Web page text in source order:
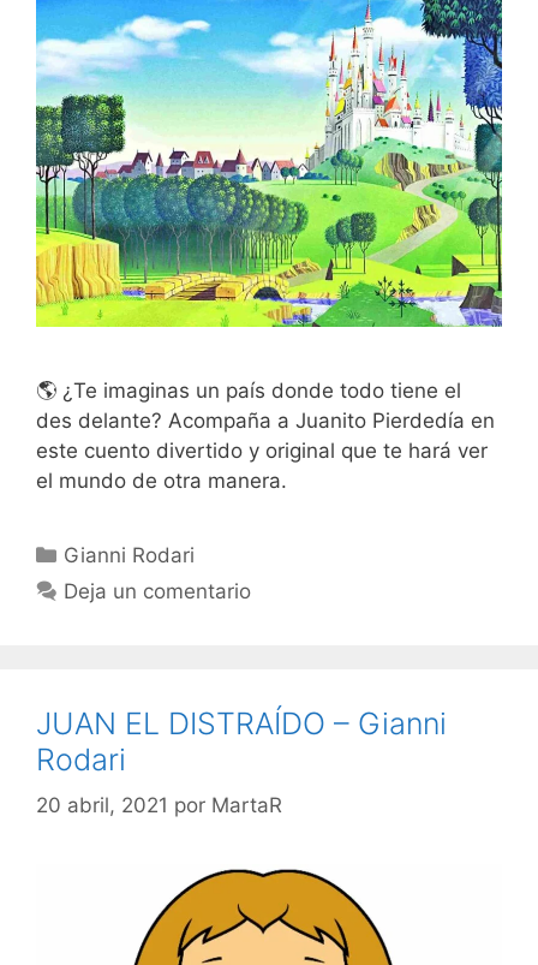
🌎 ¿Te imaginas un país donde todo tiene el
des delante? Acompaña a Juanito Pierdedía en
este cuento divertido y original que te hará ver
el mundo de otra manera.
Categorías
Gianni Rodari
Deja un comentario
JUAN EL DISTRAÍDO – Gianni
Rodari
20 abril, 2021 por MartaR